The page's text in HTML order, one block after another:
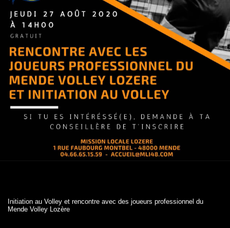
Initiation au Volley et rencontre avec des joueurs professionnel du
Mende Volley Lozère